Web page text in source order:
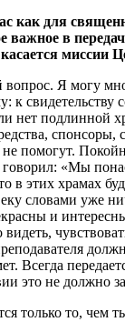
как для
важное в
миссии
Я могу
к свидетельству
нет подлинной
спонсоры,
не помогут.
«Мы
в этих храмах
словами уже
и
видеть,
Всегда
это не должно
только то, чем